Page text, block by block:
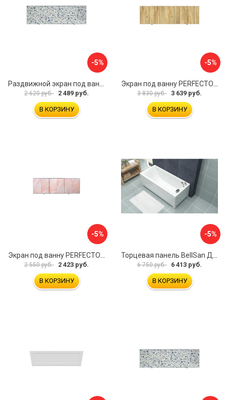
-5%
2 620 руб. 2 489 руб.
В КОРЗИНУ
-5%
3 830 руб. 3 639 руб.
В КОРЗИНУ
-5%
Экран под ванну PERFECTO LINEA 36-000157
2 550 руб. 2 423 руб.
В КОРЗИНУ
-5%
Торцевая панель BellSan Даниелла 4627171531049
6 750 руб. 6 413 руб.
В КОРЗИНУ